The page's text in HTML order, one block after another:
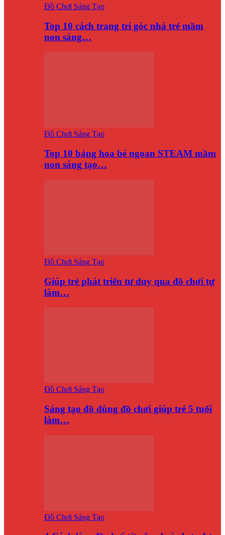
Đồ Chơi Sáng Tạo
Top 10 cách trang trí góc nhà trẻ mầm
non sáng…
Đồ Chơi Sáng Tạo
Top 10 bảng hoa bé ngoan STEAM mầm
non sáng tạo…
Đồ Chơi Sáng Tạo
Giúp trẻ phát triển tư duy qua đồ chơi tự
làm…
Đồ Chơi Sáng Tạo
Sáng tạo đồ dùng đồ chơi giúp trẻ 5 tuổi
làm…
Đồ Chơi Sáng Tạo